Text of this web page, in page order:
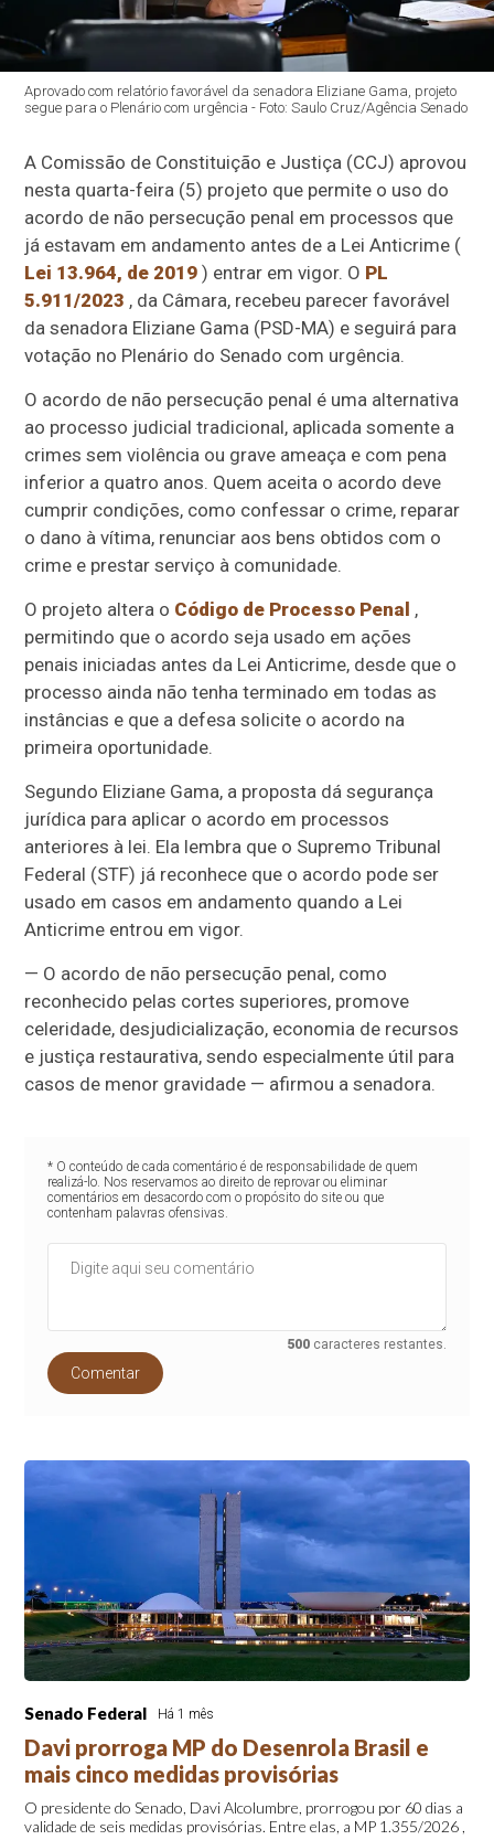
Aprovado com relatório favorável da senadora Eliziane Gama, projeto
segue para o Plenário com urgência - Foto: Saulo Cruz/Agência Senado
A Comissão de Constituição e Justiça (CCJ) aprovou
nesta quarta-feira (5) projeto que permite o uso do
acordo de não persecução penal em processos que
já estavam em andamento antes de a Lei Anticrime (
Lei 13.964, de 2019 ) entrar em vigor. O PL
5.911/2023 , da Câmara, recebeu parecer favorável
da senadora Eliziane Gama (PSD-MA) e seguirá para
votação no Plenário do Senado com urgência.
O acordo de não persecução penal é uma alternativa
ao processo judicial tradicional, aplicada somente a
crimes sem violência ou grave ameaça e com pena
inferior a quatro anos. Quem aceita o acordo deve
cumprir condições, como confessar o crime, reparar
o dano à vítima, renunciar aos bens obtidos com o
crime e prestar serviço à comunidade.
O projeto altera o Código de Processo Penal ,
permitindo que o acordo seja usado em ações
penais iniciadas antes da Lei Anticrime, desde que o
processo ainda não tenha terminado em todas as
instâncias e que a defesa solicite o acordo na
primeira oportunidade.
Segundo Eliziane Gama, a proposta dá segurança
jurídica para aplicar o acordo em processos
anteriores à lei. Ela lembra que o Supremo Tribunal
Federal (STF) já reconhece que o acordo pode ser
usado em casos em andamento quando a Lei
Anticrime entrou em vigor.
— O acordo de não persecução penal, como
reconhecido pelas cortes superiores, promove
celeridade, desjudicialização, economia de recursos
e justiça restaurativa, sendo especialmente útil para
casos de menor gravidade — afirmou a senadora.
* O conteúdo de cada comentário é de responsabilidade de quem
realizá-lo. Nos reservamos ao direito de reprovar ou eliminar
comentários em desacordo com o propósito do site ou que
contenham palavras ofensivas.
500 caracteres restantes.
Comentar
Senado Federal Há 1 mês
Davi prorroga MP do Desenrola Brasil e
mais cinco medidas provisórias
O presidente do Senado, Davi Alcolumbre, prorrogou por 60 dias a
validade de seis medidas provisórias. Entre elas, a MP 1.355/2026 ,